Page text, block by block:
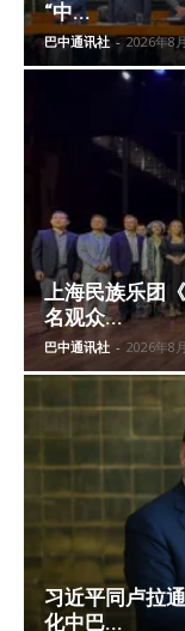
“中...
巴中通讯社 - 2026年8
上海民族乐团
名观众...
巴中通讯社 - 2026年8
习近平同卢拉
化中巴...